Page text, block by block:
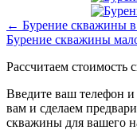
← Бурение скважины
Бурение скважины
Рассчитаем стоимость
Введите ваш телефон
вам и сделаем
скважины для вашего